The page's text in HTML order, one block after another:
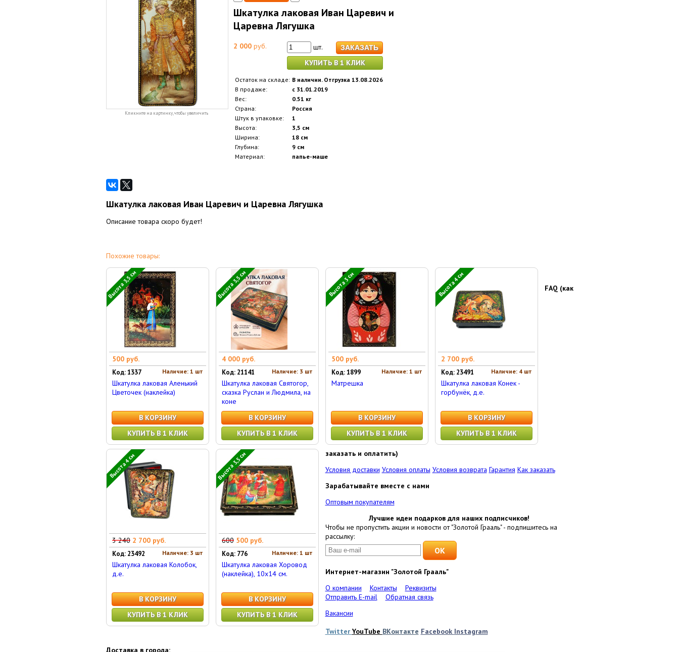
Кликните на картинку, чтобы увеличить
Шкатулка лаковая Иван Царевич и
Царевна Лягушка
2 000руб.
шт.
КУПИТЬ В 1 КЛИК
Остаток на складе: В наличии. Отгрузка 13.08.2026
В продаже:
с 31.01.2019
Вес:
0.51 кг
Страна:
Россия
Штук в упаковке:
1
Высота:
3,5 см
Ширина:
18 см
Глубина:
9 см
Материал:
папье-маше
Шкатулка лаковая Иван Царевич и Царевна Лягушка
Описание товара скоро будет!
Похожие товары:
Высота 3,5 см
500 руб.
Наличие: 1 шт
Код: 1337
Шкатулка лаковая Аленький
Цветочек (наклейка)
В КОРЗИНУ
КУПИТЬ В 1 КЛИК
Высота 3,5 см
4 000 руб.
Наличие: 3 шт
Код: 21141
Шкатулка лаковая Святогор,
сказка Руслан и Людмила, на
коне
В КОРЗИНУ
КУПИТЬ В 1 КЛИК
Высота 3 см
500 руб.
Наличие: 1 шт
Код: 1899
Матрешка
В КОРЗИНУ
КУПИТЬ В 1 КЛИК
Высота 4 см
2 700 руб.
Наличие: 4 шт
Код: 23491
Шкатулка лаковая Конек -
горбунёк, д.е.
В КОРЗИНУ
КУПИТЬ В 1 КЛИК
Высота 4 см
3 240 2 700 руб.
Наличие: 3 шт
Код: 23492
Шкатулка лаковая Колобок,
д.е.
В КОРЗИНУ
КУПИТЬ В 1 КЛИК
Высота 3,5 см
600 500 руб.
Наличие: 1 шт
Код: 776
Шкатулка лаковая Хоровод
(наклейка), 10x14 см.
В КОРЗИНУ
КУПИТЬ В 1 КЛИК
FAQ (как
заказать и оплатить)
Условия доставки Условия оплаты Условия возврата Гарантия Как заказать
Зарабатывайте вместе с нами
Оптовым покупателям
Лучшие идеи подарков для наших подписчиков!
Чтобы не пропустить акции и новости от "Золотой Грааль" - подпишитесь на
рассылку:
Интернет-магазин "Золотой Грааль"
О компании
Контакты
Реквизиты
Отправить E-mail
Обратная связь
Вакансии
Twitter YouTube ВКонтакте Facebook Instagram
Доставка в города: